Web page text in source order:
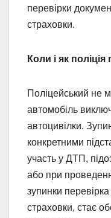
перевірки
страховки.
Коли і як
Поліцейський не
автомобіль
автоцивілки.
конкретними
участь у ДТП,
або при
зупинки
страховки, стає